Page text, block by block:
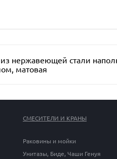
нержавеющей стали
матовая
СМЕСИТЕЛИ И КРАНЫ
Раковины и мойки
Унитазы, Биде, Чаши Генуя